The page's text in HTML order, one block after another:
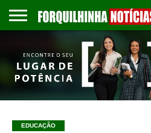
EMPREGOS
ESPORTES
PUBLICAÇÃO
LEGAL
GASTRONOMIA
CONTATO
EDUCAÇÃO